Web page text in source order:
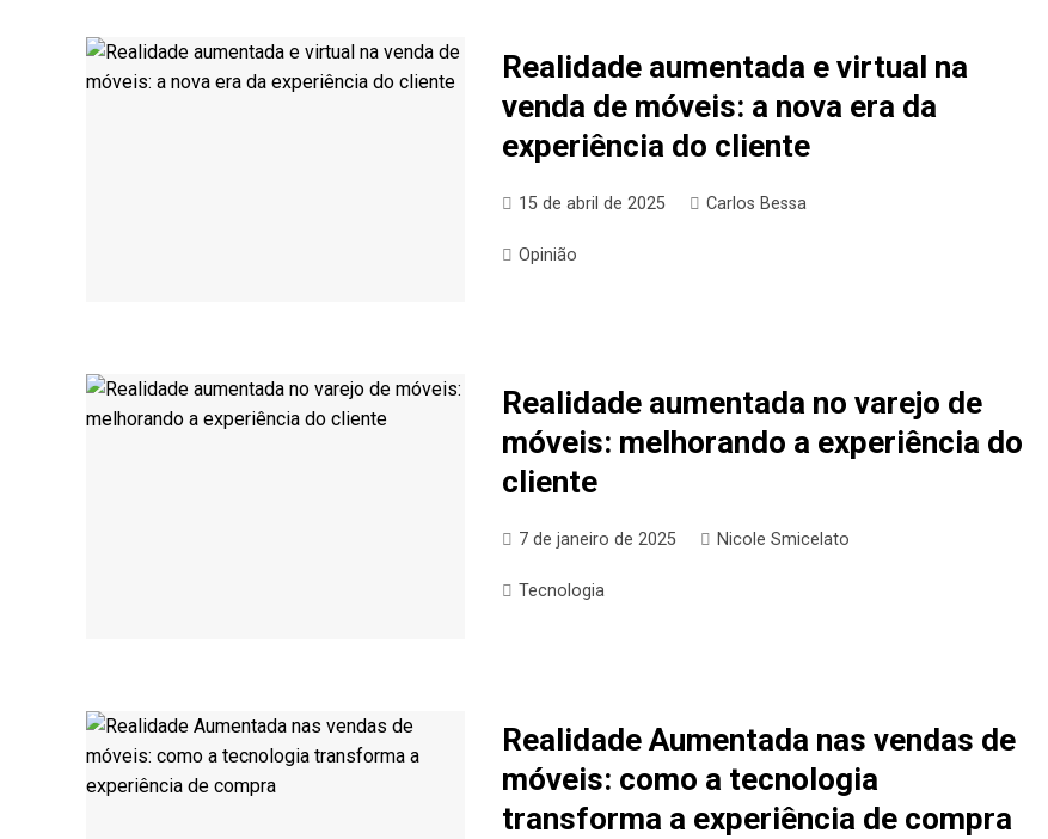
Realidade aumentada e virtual na
venda de móveis: a nova era da
experiência do cliente
15 de abril de 2025 Carlos Bessa
Opinião
Realidade aumentada no varejo de
móveis: melhorando a experiência do
cliente
7 de janeiro de 2025 Nicole Smicelato
Tecnologia
Realidade Aumentada nas vendas de
móveis: como a tecnologia
transforma a experiência de compra